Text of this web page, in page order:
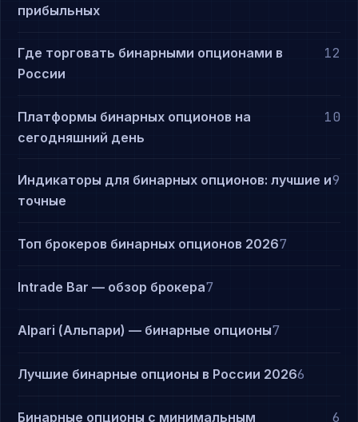
прибыльных
Где торговать бинарными опционами в
России
12
Платформы бинарных опционов на
сегодняшний день
10
Индикаторы для бинарных опционов: лучшие и
точные
9
Топ брокеров бинарных опционов 20267
Intrade Bar — обзор брокера7
Alpari (Альпари) — бинарные опционы7
Лучшие бинарные опционы в России 20266
Бинарные опционы с минимальным
6